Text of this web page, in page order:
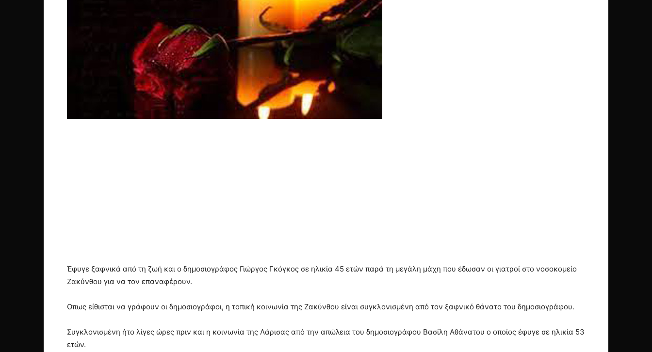
Έφυγε ξαφνικά από τη ζωή και ο δημοσιογράφος Γιώργος Γκόγκος σε ηλικία 45 ετών παρά τη μεγάλη μάχη που έδωσαν οι γιατροί στο νοσοκομείο
Ζακύνθου για να τον επαναφέρουν.
Οπως είθισται να γράφουν οι δημοσιογράφοι, η τοπική κοινωνία της Ζακύνθου είναι συγκλονισμένη από τον ξαφνικό θάνατο του δημοσιογράφου.
Συγκλονισμένη ήτο λίγες ώρες πριν και η κοινωνία της Λάρισας από την απώλεια του δημοσιογράφου Βασίλη Αθάνατου ο οποίος έφυγε σε ηλικία 53
ετών.